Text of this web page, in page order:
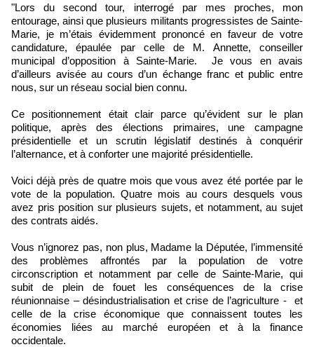
"Lors du second tour, interrogé par mes proches, mon
entourage, ainsi que plusieurs militants progressistes de Sainte-
Marie, je m’étais évidemment prononcé en faveur de votre
candidature, épaulée par celle de M. Annette, conseiller
municipal d’opposition à Sainte-Marie. Je vous en avais
d’ailleurs avisée au cours d’un échange franc et public entre
nous, sur un réseau social bien connu.
Ce positionnement était clair parce qu’évident sur le plan
politique, après des élections primaires, une campagne
présidentielle et un scrutin législatif destinés à conquérir
l’alternance, et à conforter une majorité présidentielle.
Voici déjà près de quatre mois que vous avez été portée par le
vote de la population. Quatre mois au cours desquels vous
avez pris position sur plusieurs sujets, et notamment, au sujet
des contrats aidés.
Vous n’ignorez pas, non plus, Madame la Députée, l’immensité
des problèmes affrontés par la population de votre
circonscription et notamment par celle de Sainte-Marie, qui
subit de plein de fouet les conséquences de la crise
réunionnaise – désindustrialisation et crise de l’agriculture - et
celle de la crise économique que connaissent toutes les
économies liées au marché européen et à la finance
occidentale.